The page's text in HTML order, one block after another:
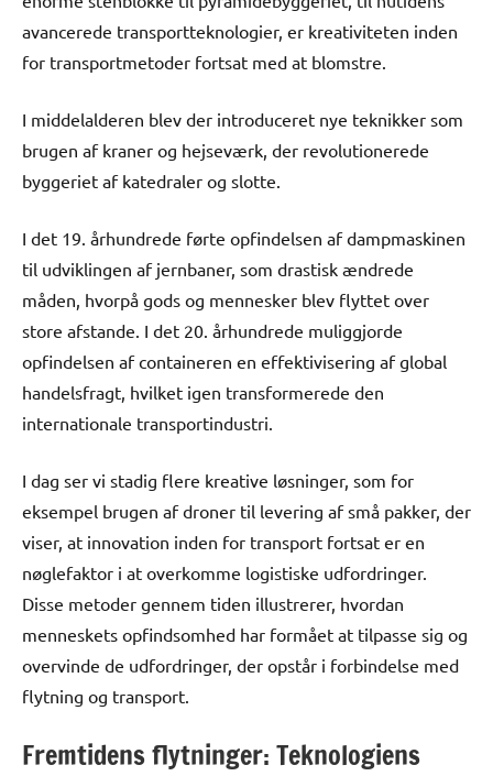
avancerede transportteknologier, er kreativiteten inden
for transportmetoder fortsat med at blomstre.
I middelalderen blev der introduceret nye teknikker som
brugen af kraner og hejseværk, der revolutionerede
byggeriet af katedraler og slotte.
I det 19. århundrede førte opfindelsen af dampmaskinen
til udviklingen af jernbaner, som drastisk ændrede
måden, hvorpå gods og mennesker blev flyttet over
store afstande. I det 20. århundrede muliggjorde
opfindelsen af containeren en effektivisering af global
handelsfragt, hvilket igen transformerede den
internationale transportindustri.
I dag ser vi stadig flere kreative løsninger, som for
eksempel brugen af droner til levering af små pakker, der
viser, at innovation inden for transport fortsat er en
nøglefaktor i at overkomme logistiske udfordringer.
Disse metoder gennem tiden illustrerer, hvordan
menneskets opfindsomhed har formået at tilpasse sig og
overvinde de udfordringer, der opstår i forbindelse med
flytning og transport.
Fremtidens flytninger: Teknologiens